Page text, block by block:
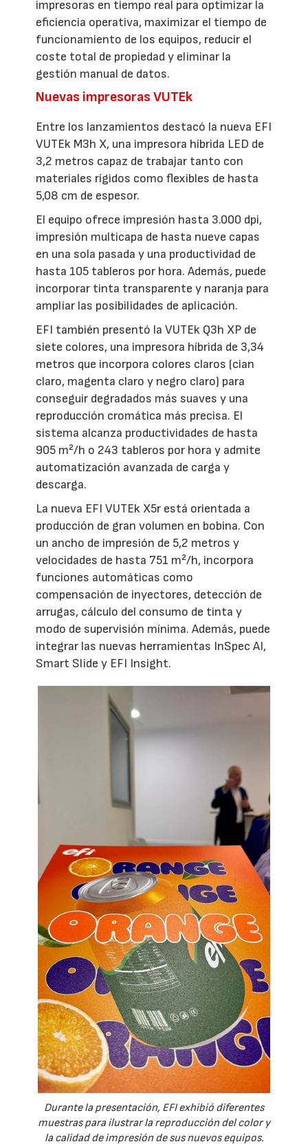
impresoras en tiempo real para optimizar la
eficiencia operativa, maximizar el tiempo de
funcionamiento de los equipos, reducir el
coste total de propiedad y eliminar la
gestión manual de datos.
Nuevas impresoras VUTEk
Entre los lanzamientos destacó la nueva EFI
VUTEk M3h X, una impresora híbrida LED de
3,2 metros capaz de trabajar tanto con
materiales rígidos como flexibles de hasta
5,08 cm de espesor.
El equipo ofrece impresión hasta 3.000 dpi,
impresión multicapa de hasta nueve capas
en una sola pasada y una productividad de
hasta 105 tableros por hora. Además, puede
incorporar tinta transparente y naranja para
ampliar las posibilidades de aplicación.
EFI también presentó la VUTEk Q3h XP de
siete colores, una impresora híbrida de 3,34
metros que incorpora colores claros (cian
claro, magenta claro y negro claro) para
conseguir degradados más suaves y una
reproducción cromática más precisa. El
sistema alcanza productividades de hasta
905 m²/h o 243 tableros por hora y admite
automatización avanzada de carga y
descarga.
La nueva EFI VUTEk X5r está orientada a
producción de gran volumen en bobina. Con
un ancho de impresión de 5,2 metros y
velocidades de hasta 751 m²/h, incorpora
funciones automáticas como
compensación de inyectores, detección de
arrugas, cálculo del consumo de tinta y
modo de supervisión mínima. Además, puede
integrar las nuevas herramientas InSpec AI,
Smart Slide y EFI Insight.
Durante la presentación, EFI exhibió diferentes
muestras para ilustrar la reproducción del color y
la calidad de impresión de sus nuevos equipos.